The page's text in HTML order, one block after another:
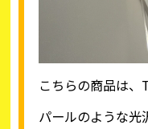
こちらの商品は、
パールのような光